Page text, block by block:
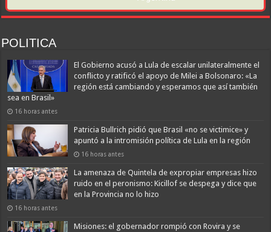
POLITICA
El Gobierno acusó a Lula de escalar unilateralmente el
conflicto y ratificó el apoyo de Milei a Bolsonaro: «La
región está cambiando y esperamos que así también
sea en Brasil»
16 horas antes
Patricia Bullrich pidió que Brasil «no se victimice» y
apuntó a la intromisión política de Lula en la región
16 horas antes
La amenaza de Quintela de expropiar empresas hizo
ruido en el peronismo: Kicillof se despega y dice que
en la Provincia no lo hizo
16 horas antes
Misiones: el gobernador rompió con Rovira y se